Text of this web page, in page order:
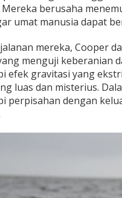
Mereka berusaha
umat manusia dapat
mereka, Cooper
menguji keberanian
efek gravitasi yang
luas dan misterius.
perpisahan dengan